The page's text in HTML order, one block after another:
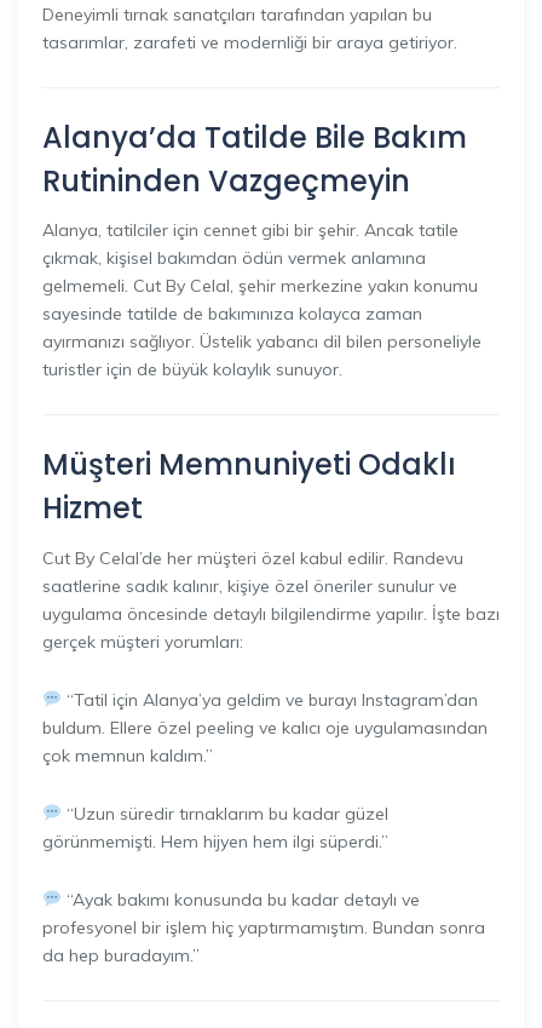
Deneyimli tırnak sanatçıları tarafından yapılan bu
tasarımlar, zarafeti ve modernliği bir araya getiriyor.
Alanya’da Tatilde Bile Bakım
Rutininden Vazgeçmeyin
Alanya, tatilciler için cennet gibi bir şehir. Ancak tatile
çıkmak, kişisel bakımdan ödün vermek anlamına
gelmemeli. Cut By Celal, şehir merkezine yakın konumu
sayesinde tatilde de bakımınıza kolayca zaman
ayırmanızı sağlıyor. Üstelik yabancı dil bilen personeliyle
turistler için de büyük kolaylık sunuyor.
Müşteri Memnuniyeti Odaklı
Hizmet
Cut By Celal’de her müşteri özel kabul edilir. Randevu
saatlerine sadık kalınır, kişiye özel öneriler sunulur ve
uygulama öncesinde detaylı bilgilendirme yapılır. İşte bazı
gerçek müşteri yorumları:
“Tatil için Alanya’ya geldim ve burayı Instagram’dan
buldum. Ellere özel peeling ve kalıcı oje uygulamasından
çok memnun kaldım.”
“Uzun süredir tırnaklarım bu kadar güzel
görünmemişti. Hem hijyen hem ilgi süperdi.”
“Ayak bakımı konusunda bu kadar detaylı ve
profesyonel bir işlem hiç yaptırmamıştım. Bundan sonra
da hep buradayım.”